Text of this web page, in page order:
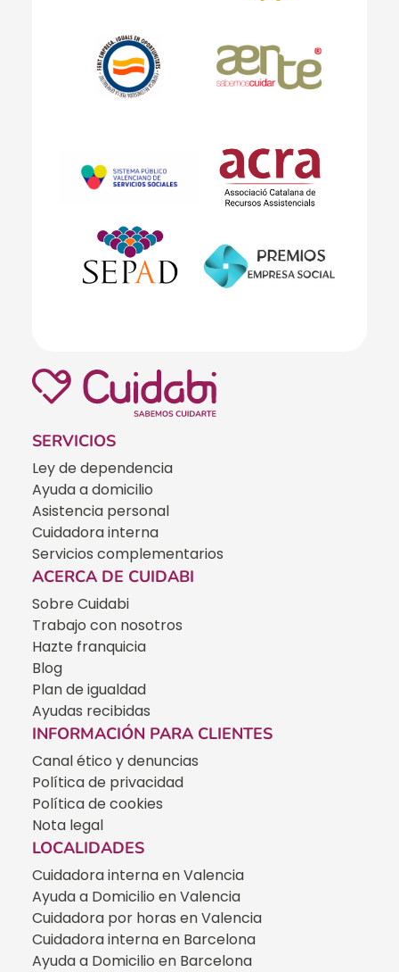
SERVICIOS
Ley de dependencia
Ayuda a domicilio
Asistencia personal
Cuidadora interna
Servicios complementarios
ACERCA DE CUIDABI
Sobre Cuidabi
Trabajo con nosotros
Hazte franquicia
Blog
Plan de igualdad
Ayudas recibidas
INFORMACIÓN PARA CLIENTES
Canal ético y denuncias
Política de privacidad
Política de cookies
Nota legal
LOCALIDADES
Cuidadora interna en Valencia
Ayuda a Domicilio en Valencia
Cuidadora por horas en Valencia
Cuidadora interna en Barcelona
Ayuda a Domicilio en Barcelona